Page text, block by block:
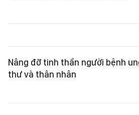
Nâng đỡ tinh thần người bệnh
thư và thân nhân